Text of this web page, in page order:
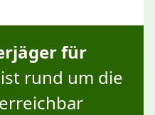
für
ist rund um die